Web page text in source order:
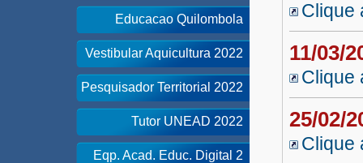
Educacao Quilombola
Vestibular Aquicultura 2022
Pesquisador Territorial 2022
Tutor UNEAD 2022
Eqp. Acad. Educ. Digital 2
Clique
11/03/
Clique
25/02/
Clique